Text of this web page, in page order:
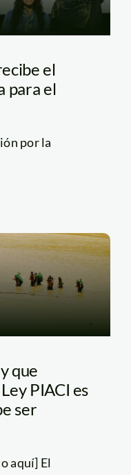
el
para el
por la
que
PIACI es
ser
aquí] El